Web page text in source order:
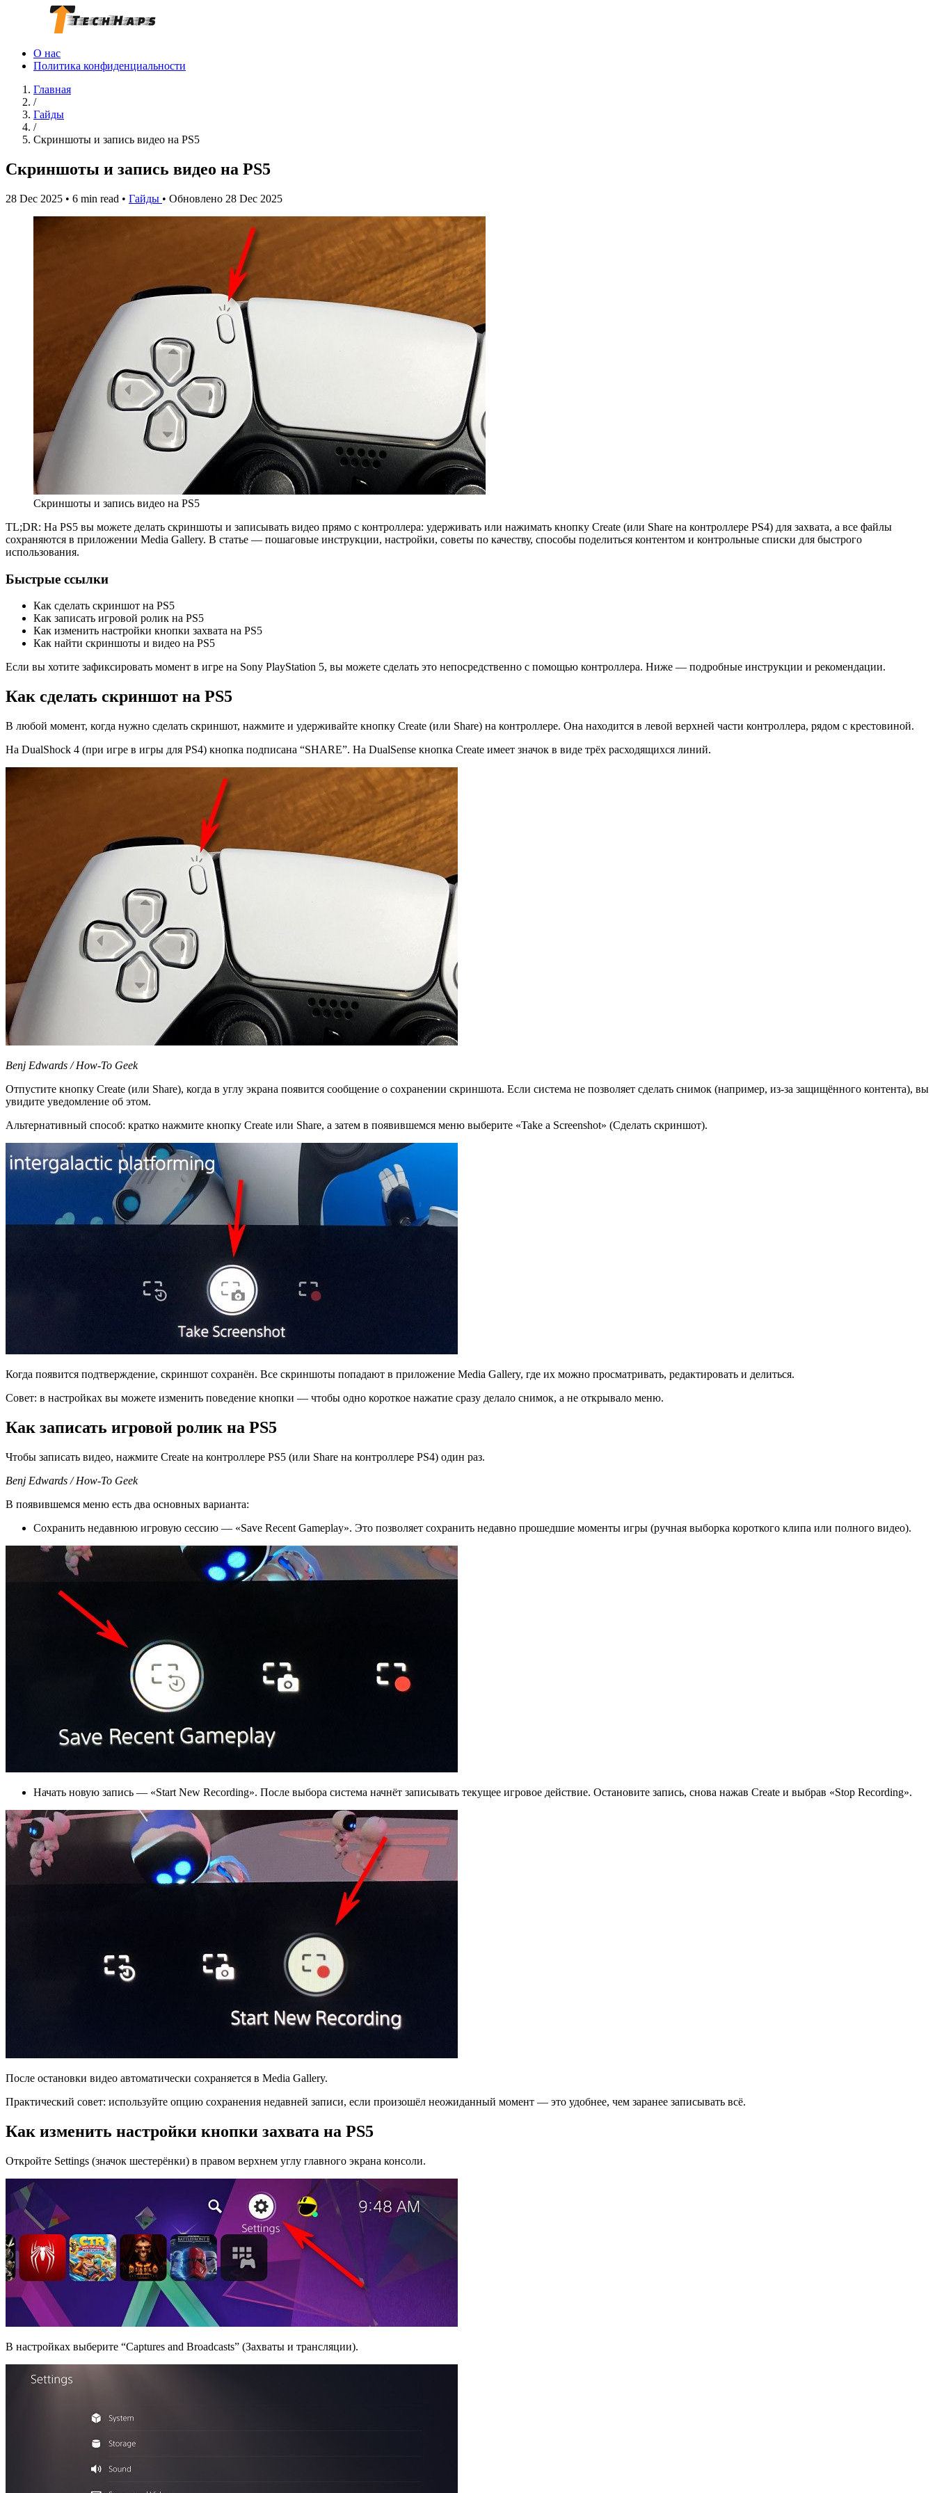
О нас
Политика конфиденциальности
Главная
/
Гайды
/
Скриншоты и запись видео на PS5
Скриншоты и запись видео на PS5
28 Dec 2025 • 6 min read • Гайды • Обновлено 28 Dec 2025
Скриншоты и запись видео на PS5
TL;DR: На PS5 вы можете делать скриншоты и записывать видео прямо с контроллера: удерживать или нажимать кнопку Create (или Share на контроллере PS4) для захвата, а все файлы
сохраняются в приложении Media Gallery. В статье — пошаговые инструкции, настройки, советы по качеству, способы поделиться контентом и контрольные списки для быстрого
использования.
Быстрые ссылки
Как сделать скриншот на PS5
Как записать игровой ролик на PS5
Как изменить настройки кнопки захвата на PS5
Как найти скриншоты и видео на PS5
Если вы хотите зафиксировать момент в игре на Sony PlayStation 5, вы можете сделать это непосредственно с помощью контроллера. Ниже — подробные инструкции и рекомендации.
Как сделать скриншот на PS5
В любой момент, когда нужно сделать скриншот, нажмите и удерживайте кнопку Create (или Share) на контроллере. Она находится в левой верхней части контроллера, рядом с крестовиной.
На DualShock 4 (при игре в игры для PS4) кнопка подписана “SHARE”. На DualSense кнопка Create имеет значок в виде трёх расходящихся линий.
Benj Edwards / How-To Geek
Отпустите кнопку Create (или Share), когда в углу экрана появится сообщение о сохранении скриншота. Если система не позволяет сделать снимок (например, из-за защищённого контента), вы
увидите уведомление об этом.
Альтернативный способ: кратко нажмите кнопку Create или Share, а затем в появившемся меню выберите «Take a Screenshot» (Сделать скриншот).
Когда появится подтверждение, скриншот сохранён. Все скриншоты попадают в приложение Media Gallery, где их можно просматривать, редактировать и делиться.
Совет: в настройках вы можете изменить поведение кнопки — чтобы одно короткое нажатие сразу делало снимок, а не открывало меню.
Как записать игровой ролик на PS5
Чтобы записать видео, нажмите Create на контроллере PS5 (или Share на контроллере PS4) один раз.
Benj Edwards / How-To Geek
В появившемся меню есть два основных варианта:
Сохранить недавнюю игровую сессию — «Save Recent Gameplay». Это позволяет сохранить недавно прошедшие моменты игры (ручная выборка короткого клипа или полного видео).
Начать новую запись — «Start New Recording». После выбора система начнёт записывать текущее игровое действие. Остановите запись, снова нажав Create и выбрав «Stop Recording».
После остановки видео автоматически сохраняется в Media Gallery.
Практический совет: используйте опцию сохранения недавней записи, если произошёл неожиданный момент — это удобнее, чем заранее записывать всё.
Как изменить настройки кнопки захвата на PS5
Откройте Settings (значок шестерёнки) в правом верхнем углу главного экрана консоли.
В настройках выберите “Captures and Broadcasts” (Захваты и трансляции).